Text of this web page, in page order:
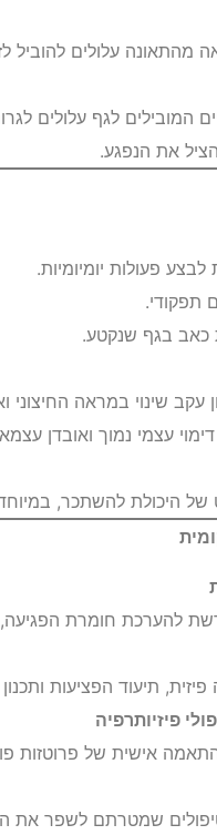
מהתאונה עלולים להוביל
המובילים לגף עלולים
את הנפגע.
פעולות יומיומיות.
תפקודי.
כאב בגף שנקטע.
עקב שינוי במראה החיצוני
עצמי נמוך ואובדן
של היכולת להשתכר,
להערכת חומרת הפגיעה,
תיעוד הפציעות
פיזיותרפיה
אישית של פרוטזות
שמטרתם לשפר את